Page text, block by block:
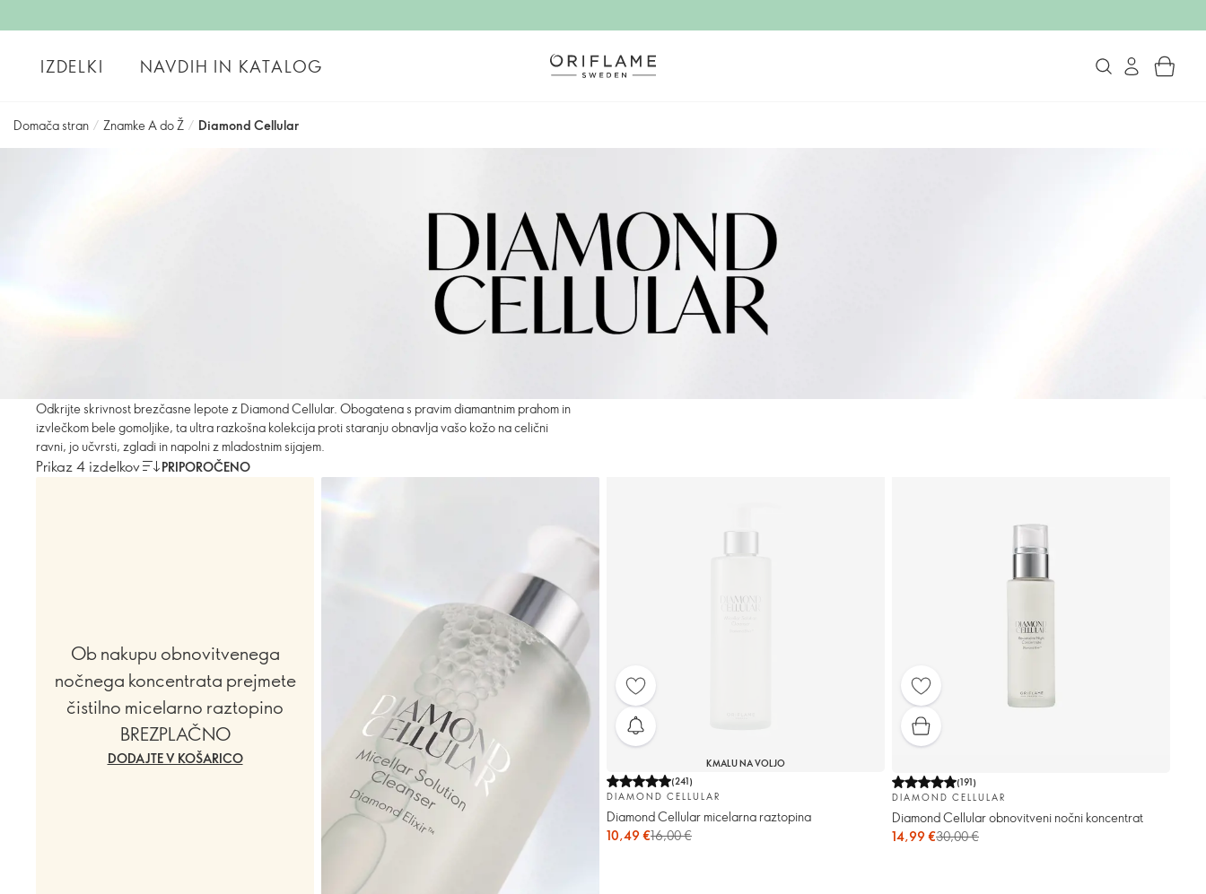
IZDELKI NAVDIH IN KATALOG
Domača stran / Znamke A do Ž / Diamond Cellular
Odkrijte skrivnost brezčasne lepote z Diamond Cellular. Obogatena s pravim diamantnim prahom in
izvlečkom bele gomoljike, ta ultra razkošna kolekcija proti staranju obnavlja vašo kožo na celični
ravni, jo učvrsti, zgladi in napolni z mladostnim sijajem.
Prikaz 4 izdelkov PRIPOROČENO
Ob nakupu obnovitvenega
nočnega koncentrata prejmete
čistilno micelarno raztopino
BREZPLAČNO
DODAJTE V KOŠARICO
KMALU NA VOLJO
(241)
DIAMOND CELLULAR
Diamond Cellular micelarna raztopina
10,49 €16,00 €
(191)
DIAMOND CELLULAR
Diamond Cellular obnovitveni nočni koncentrat
14,99 €30,00 €